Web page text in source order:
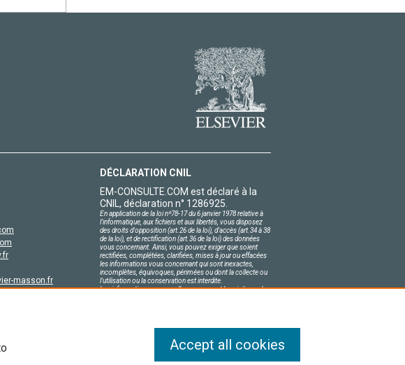
masson.fr
DÉCLARATION CNIL
EM-CONSULTE.COM est déclaré à la
CNIL, déclaration n° 1286925.
En application de la loi nº78-17 du 6 janvier 1978 relative à
l'informatique, aux fichiers et aux libertés, vous disposez
des droits d'opposition (art.26 de la loi), d'accès (art.34 à 38
de la loi), et de rectification (art.36 de la loi) des données
vous concernant. Ainsi, vous pouvez exiger que soient
rectifiées, complétées, clarifiées, mises à jour ou effacées
les informations vous concernant qui sont inexactes,
incomplètes, équivoques, périmées ou dont la collecte ou
l'utilisation ou la conservation est interdite.
Les informations personnelles concernant les visiteurs de
Accept all cookies